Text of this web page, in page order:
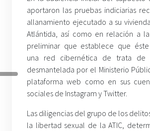
aportaron las pruebas indiciarias
allanamiento ejecutado a su
Atlántida, así como en relación a la
preliminar que establece que éste
una red cibernética de trata de
desmantelada por el Ministerio
plataforma web como en sus
sociales de Instagram y Twitter.
Las diligencias del grupo de los
la libertad sexual de la ATIC,